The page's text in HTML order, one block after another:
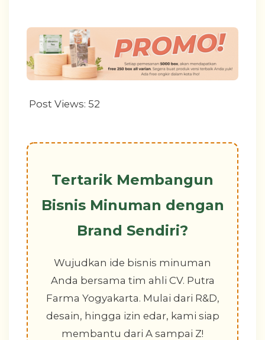
Post Views: 52
Tertarik Membangun
Bisnis Minuman dengan
Brand Sendiri?
Wujudkan ide bisnis minuman
Anda bersama tim ahli CV. Putra
Farma Yogyakarta. Mulai dari R&D,
desain, hingga izin edar, kami siap
membantu dari A sampai Z!